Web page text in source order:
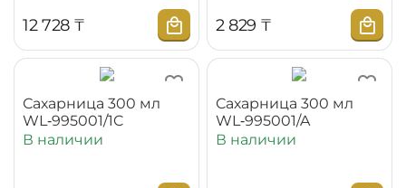
12 728 ₸ 2 829 ₸
Сахарница 300 мл
WL‑995001/1C
В наличии
Сахарница 300 мл
WL‑995001/A
В наличии